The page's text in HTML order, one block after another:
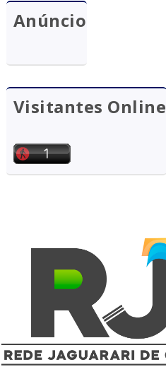
Anúncio
Visitantes Online